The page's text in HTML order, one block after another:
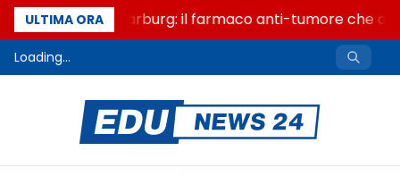
ULTIMA ORA
Un secolo di Warburg: il farmaco anti-tumore che
Loading...